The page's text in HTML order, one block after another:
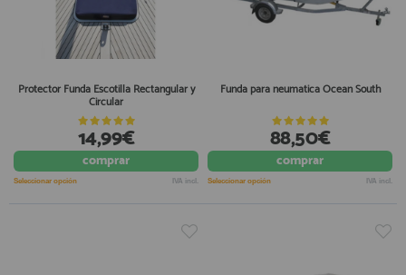
Protector Funda Escotilla Rectangular y
Circular
14,99€
comprar
Seleccionar opción IVA incl.
Funda para neumatica Ocean South
88,50€
comprar
Seleccionar opción IVA incl.